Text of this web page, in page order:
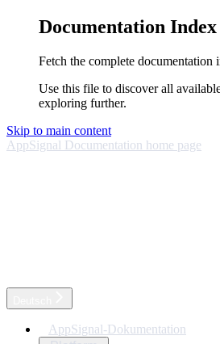
Documentation Index
Fetch the complete documentation
Use this file to discover all
exploring further.
Skip to main content
AppSignal Documentation home page
AppSignal-Dokumentation